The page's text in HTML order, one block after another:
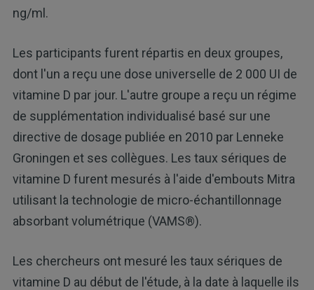
ng/ml.
Les participants furent répartis en deux groupes,
dont l'un a reçu une dose universelle de 2 000 UI de
vitamine D par jour. L'autre groupe a reçu un régime
de supplémentation individualisé basé sur une
directive de dosage publiée en 2010 par Lenneke
Groningen et ses collègues. Les taux sériques de
vitamine D furent mesurés à l'aide d'embouts Mitra
utilisant la technologie de micro-échantillonnage
absorbant volumétrique (VAMS®).
Les chercheurs ont mesuré les taux sériques de
vitamine D au début de l'étude, à la date à laquelle ils